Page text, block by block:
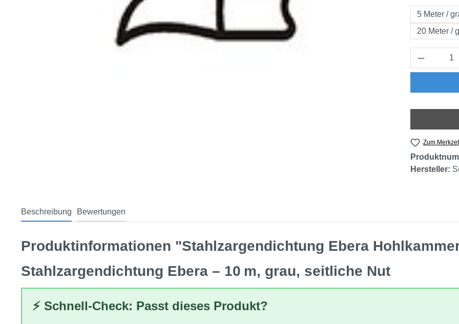
5 Meter /
20 Meter /
Zum
Hersteller:
Beschreibung Bewertungen
Produktinformationen "Stahlzargendichtung Ebera
Stahlzargendichtung Ebera – 10 m, grau, seitliche Nut
⚡ Schnell-Check: Passt dieses Produkt?